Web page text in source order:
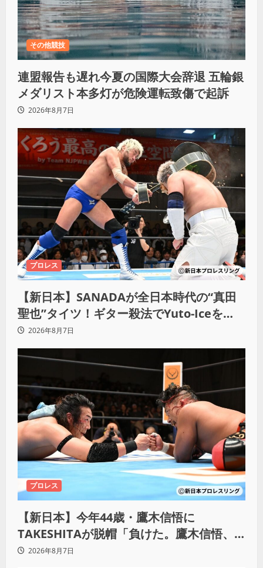
その他競技
連盟報告も遅れ今夏の国際大会辞退 五輪銀
メダリスト本多灯が危険運転致傷で起訴
2026年8月7日
プロレス
【新日本】SANADAが全日本時代の“真田
聖也”タイツ！ギター殺法でYuto-Iceを
KO「俺と闘う時は考えろ。感じるな」
2026年8月7日
プロレス
【新日本】今年44歳・鷹木信悟に
TAKESHITAが脱帽「負けた。鷹木信悟、
強いわ！」
2026年8月7日